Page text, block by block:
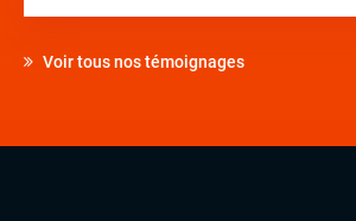
Voir tous nos témoignages